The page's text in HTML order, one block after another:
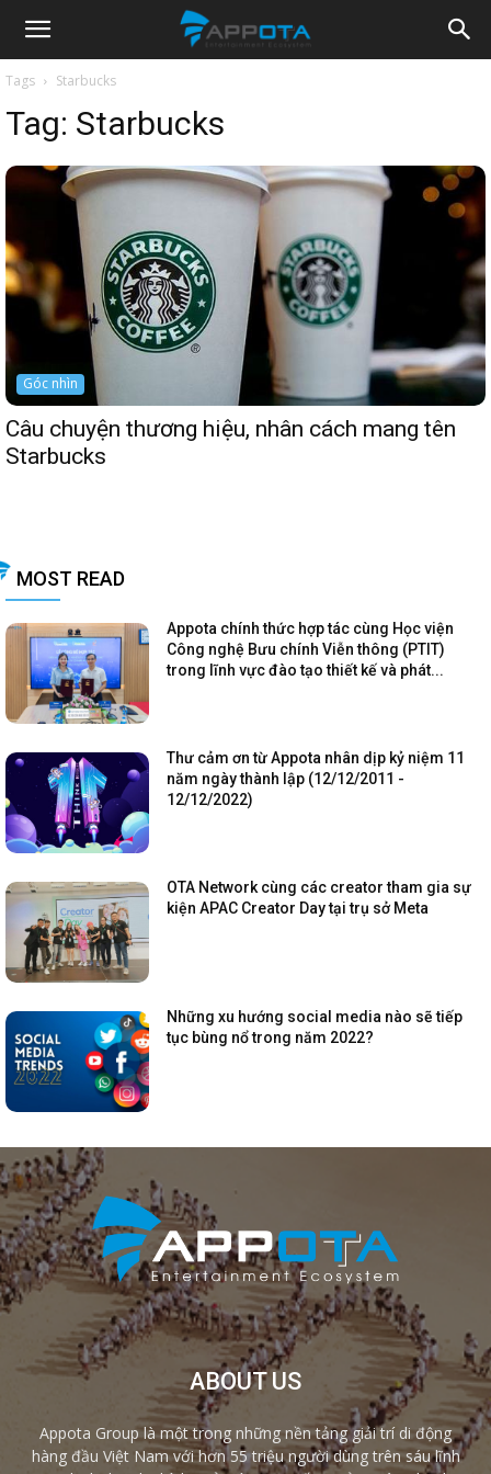
Appota
News
Tags Starbucks
Tag: Starbucks
Góc nhìn
Câu chuyện thương hiệu, nhân cách mang tên
Starbucks
MOST READ
Appota chính thức hợp tác cùng Học viện
Công nghệ Bưu chính Viễn thông (PTIT)
trong lĩnh vực đào tạo thiết kế và phát...
Thư cảm ơn từ Appota nhân dịp kỷ niệm 11
năm ngày thành lập (12/12/2011 -
12/12/2022)
OTA Network cùng các creator tham gia sự
kiện APAC Creator Day tại trụ sở Meta
Những xu hướng social media nào sẽ tiếp
tục bùng nổ trong năm 2022?
ABOUT US
Appota Group là một trong những nền tảng giải trí di động
hàng đầu Việt Nam với hơn 55 triệu người dùng trên sáu lĩnh